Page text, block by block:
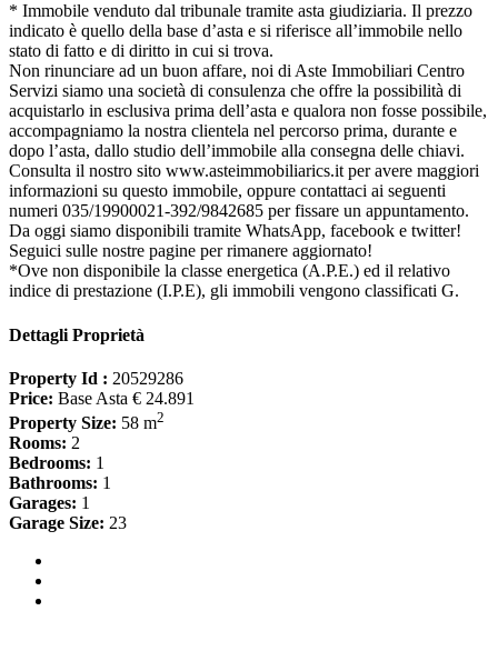
* Immobile venduto dal tribunale tramite asta giudiziaria. Il prezzo
indicato è quello della base d’asta e si riferisce all’immobile nello
stato di fatto e di diritto in cui si trova.
Non rinunciare ad un buon affare, noi di Aste Immobiliari Centro
Servizi siamo una società di consulenza che offre la possibilità di
acquistarlo in esclusiva prima dell’asta e qualora non fosse possibile,
accompagniamo la nostra clientela nel percorso prima, durante e
dopo l’asta, dallo studio dell’immobile alla consegna delle chiavi.
Consulta il nostro sito www.asteimmobiliarics.it per avere maggiori
informazioni su questo immobile, oppure contattaci ai seguenti
numeri 035/19900021-392/9842685 per fissare un appuntamento.
Da oggi siamo disponibili tramite WhatsApp, facebook e twitter!
Seguici sulle nostre pagine per rimanere aggiornato!
*Ove non disponibile la classe energetica (A.P.E.) ed il relativo
indice di prestazione (I.P.E), gli immobili vengono classificati G.
Dettagli Proprietà
Property Id : 20529286
Price: Base Asta € 24.891
Property Size: 58 m2
Rooms: 2
Bedrooms: 1
Bathrooms: 1
Garages: 1
Garage Size: 23